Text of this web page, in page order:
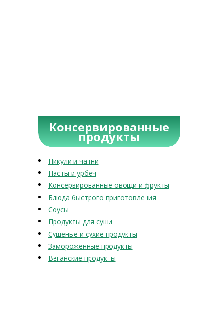
Консервированные
продукты
Пикули и чатни
Пасты и урбеч
Консервированные овощи и фрукты
Блюда быстрого приготовления
Соусы
Продукты для суши
Сушеные и сухие продукты
Замороженные продукты
Веганские продукты